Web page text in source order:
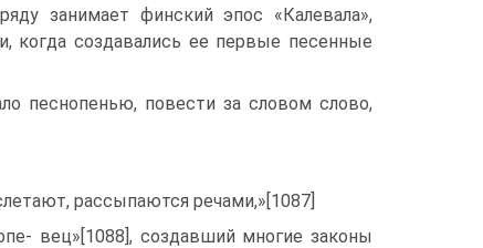
занимает финский эпос «Калевала»,
когда создавались ее первые песенные
песнопенью, повести за словом слово,
рассыпаются речами,»[1087]
вец»[1088], создавший многие законы